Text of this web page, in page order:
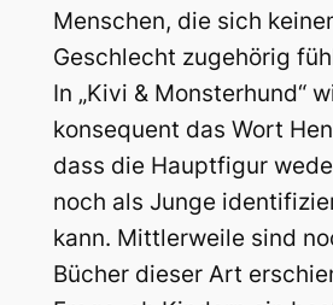
Menschen, die sich
Geschlecht zugehörig
In „Kivi & Monsterhund“
konsequent das Wort
dass die Hauptfigur
noch als Junge
kann. Mittlerweile sind
Bücher dieser Art